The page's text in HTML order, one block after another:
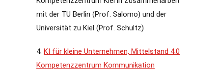
mit der TU Berlin (Prof. Salomo) und der
Universität zu Kiel (Prof. Schultz)
4. KI für kleine Unternehmen, Mittelstand 4.0
Kompetenzzentrum Kommunikation